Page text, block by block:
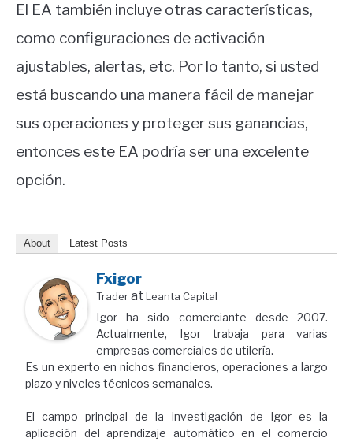
El EA también incluye otras características,
como configuraciones de activación
ajustables, alertas, etc. Por lo tanto, si usted
está buscando una manera fácil de manejar
sus operaciones y proteger sus ganancias,
entonces este EA podría ser una excelente
opción.
About Latest Posts
Fxigor
Traderat Leanta Capital
Igor ha sido comerciante desde 2007.
Actualmente, Igor trabaja para varias
empresas comerciales de utilería.
Es un experto en nichos financieros, operaciones a largo
plazo y niveles técnicos semanales.
El campo principal de la investigación de Igor es la
aplicación del aprendizaje automático en el comercio